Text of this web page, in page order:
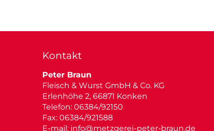
Kontakt
Peter Braun
Fleisch & Wurst GmbH & Co. KG
Erlenhöhe 2, 66871 Konken
Telefon: 06384/92150
Fax: 06384/921588
E-mail: info@metzgerei-peter-braun.de